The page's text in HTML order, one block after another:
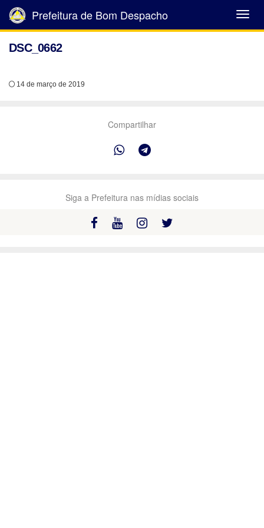
Abrir
Menu
Prefeitura de Bom Despacho
DSC_0662
14 de março de 2019
Compartilhar
Siga a Prefeitura nas mídias sociais